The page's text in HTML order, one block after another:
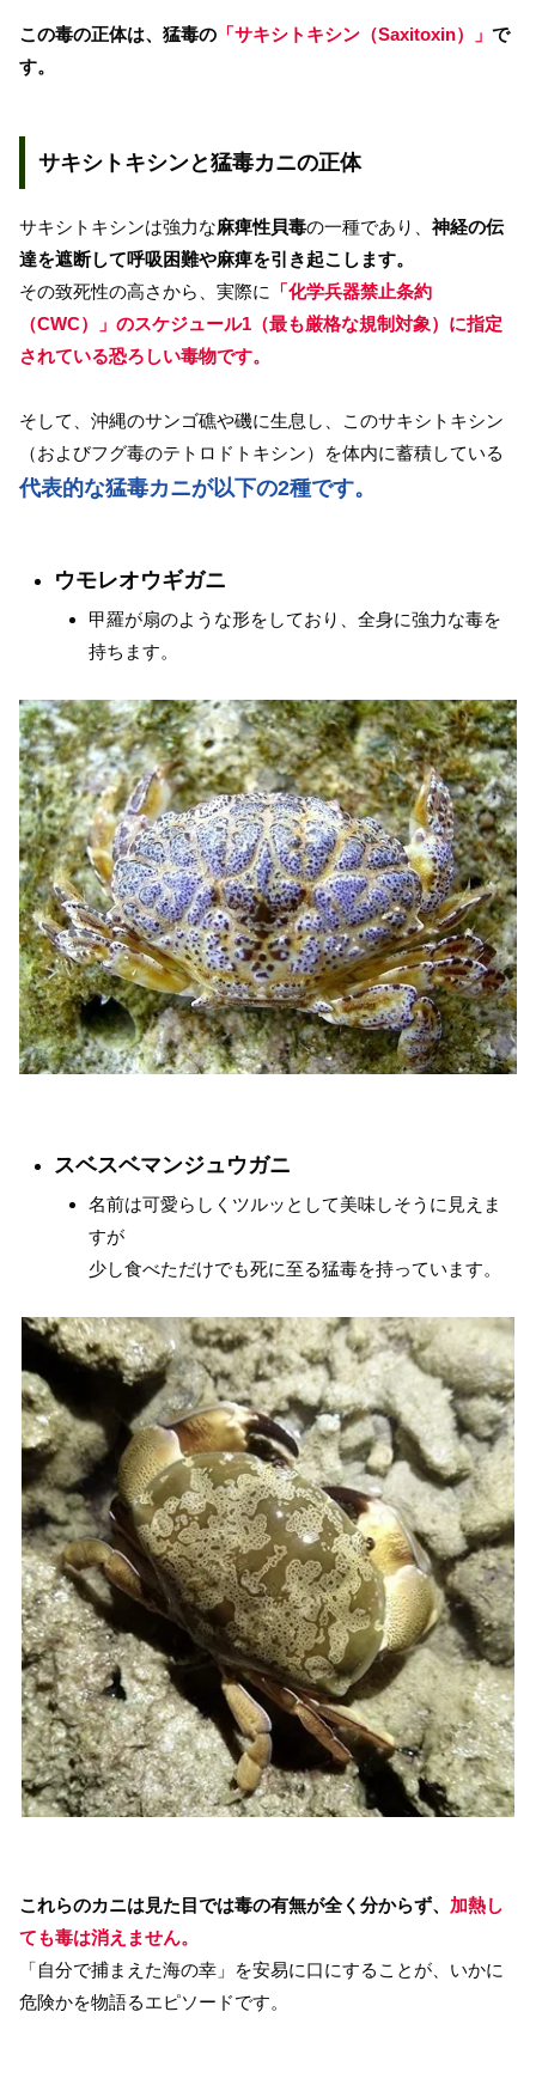
この毒の正体は、猛毒の 「サキシトキシン（Saxitoxin）」 で
す。
サキシトキシンと猛毒カニの正体
サキシトキシンは強力な麻痺性貝毒の一種であり、 神経の伝
達を遮断して呼吸困難や麻痺を引き起こします。
その致死性の高さから、実際に
「化学兵器禁止条約
（CWC）」のスケジュール1（最も厳格な規制対象）に指定
されている恐ろしい毒物です。
そして、沖縄のサンゴ礁や磯に生息し、このサキシトキシン
（およびフグ毒のテトロドトキシン）を体内に蓄積している
代表的な猛毒カニが以下の2種です。
ウモレオウギガニ
甲羅が扇のような形をしており、全身に強力な毒を
持ちます。
スベスベマンジュウガニ
名前は可愛らしくツルッとして美味しそうに見えま
すが
少し食べただけでも死に至る猛毒を持っています。
これらのカニは見た目では毒の有無が全く分からず、 加熱し
ても毒は消えません。
「自分で捕まえた海の幸」を安易に口にすることが、いかに
危険かを物語るエピソードです。